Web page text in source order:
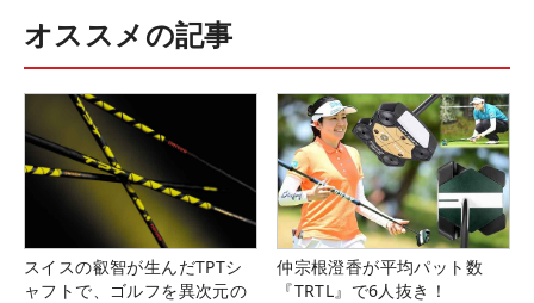
オススメの記事
スイスの叡智が生んだTPTシ
ャフトで、ゴルフを異次元の
仲宗根澄香が平均パット数
『TRTL』で6人抜き！